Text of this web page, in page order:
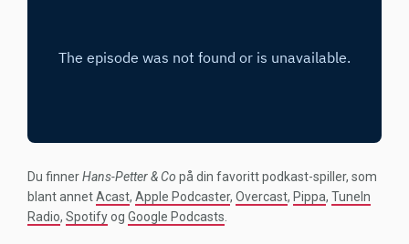
Du finnerHans-Petter & Co på din favoritt podkast-spiller, som
blant annetAcast, Apple Podcaster, Overcast, Pippa, TuneIn
Radio, Spotifyog Google Podcasts